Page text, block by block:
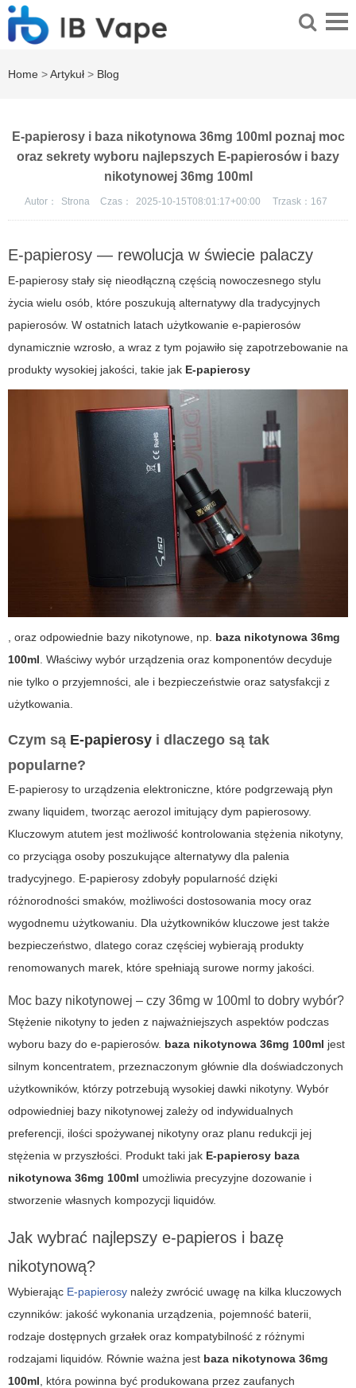
Home >Artykuł > Blog
E-papierosy i baza nikotynowa 36mg 100ml poznaj moc
oraz sekrety wyboru najlepszych E-papierosów i bazy
nikotynowej 36mg 100ml
Autor： Strona Czas： 2025-10-15T08:01:17+00:00 Trzask： 167
E-papierosy — rewolucja w świecie palaczy
E-papierosy stały się nieodłączną częścią nowoczesnego stylu
życia wielu osób, które poszukują alternatywy dla tradycyjnych
papierosów. W ostatnich latach użytkowanie e-papierosów
dynamicznie wzrosło, a wraz z tym pojawiło się zapotrzebowanie na
produkty wysokiej jakości, takie jak E-papierosy
, oraz odpowiednie bazy nikotynowe, np. baza nikotynowa 36mg
100ml . Właściwy wybór urządzenia oraz komponentów decyduje
nie tylko o przyjemności, ale i bezpieczeństwie oraz satysfakcji z
użytkowania.
Czym są E-papierosy i dlaczego są tak
popularne?
E-papierosy to urządzenia elektroniczne, które podgrzewają płyn
zwany liquidem, tworząc aerozol imitujący dym papierosowy.
Kluczowym atutem jest możliwość kontrolowania stężenia nikotyny,
co przyciąga osoby poszukujące alternatywy dla palenia
tradycyjnego. E-papierosy zdobyły popularność dzięki
różnorodności smaków, możliwości dostosowania mocy oraz
wygodnemu użytkowaniu. Dla użytkowników kluczowe jest także
bezpieczeństwo, dlatego coraz częściej wybierają produkty
renomowanych marek, które spełniają surowe normy jakości.
Moc bazy nikotynowej – czy 36mg w 100ml to dobry wybór?
Stężenie nikotyny to jeden z najważniejszych aspektów podczas
wyboru bazy do e-papierosów. baza nikotynowa 36mg 100ml jest
silnym koncentratem, przeznaczonym głównie dla doświadczonych
użytkowników, którzy potrzebują wysokiej dawki nikotyny. Wybór
odpowiedniej bazy nikotynowej zależy od indywidualnych
preferencji, ilości spożywanej nikotyny oraz planu redukcji jej
stężenia w przyszłości. Produkt taki jak E-papierosy baza
nikotynowa 36mg 100ml umożliwia precyzyjne dozowanie i
stworzenie własnych kompozycji liquidów.
Jak wybrać najlepszy e-papieros i bazę
nikotynową?
Wybierając E-papierosy należy zwrócić uwagę na kilka kluczowych
czynników: jakość wykonania urządzenia, pojemność baterii,
rodzaje dostępnych grzałek oraz kompatybilność z różnymi
rodzajami liquidów. Równie ważna jest baza nikotynowa 36mg
100ml , która powinna być produkowana przez zaufanych